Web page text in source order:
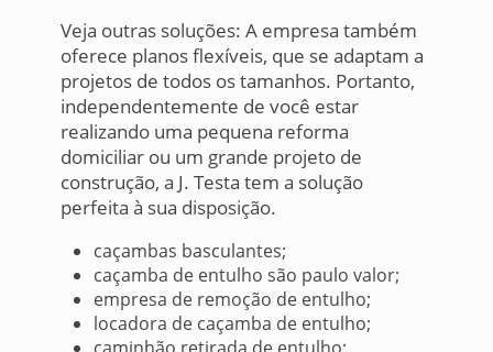
Veja outras soluções: A empresa também
oferece planos flexíveis, que se adaptam a
projetos de todos os tamanhos. Portanto,
independentemente de você estar
realizando uma pequena reforma
domiciliar ou um grande projeto de
construção, a J. Testa tem a solução
perfeita à sua disposição.
caçambas basculantes;
caçamba de entulho são paulo valor;
empresa de remoção de entulho;
locadora de caçamba de entulho;